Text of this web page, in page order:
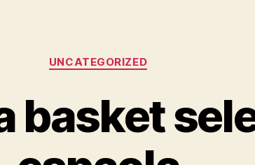
Categorías
UNCATEGORIZED
basket